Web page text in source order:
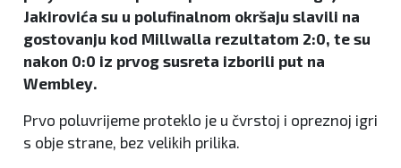
Jakirovića su u polufinalnom okršaju slavili na
gostovanju kod Millwalla rezultatom 2:0, te su
nakon 0:0 iz prvog susreta izborili put na
Wembley.
Prvo poluvrijeme proteklo je u čvrstoj i opreznoj igri
s obje strane, bez velikih prilika.